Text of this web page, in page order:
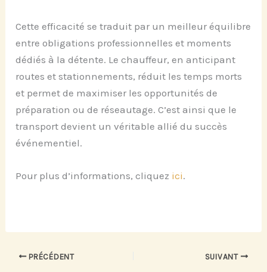
Cette efficacité se traduit par un meilleur équilibre
entre obligations professionnelles et moments
dédiés à la détente. Le chauffeur, en anticipant
routes et stationnements, réduit les temps morts
et permet de maximiser les opportunités de
préparation ou de réseautage. C’est ainsi que le
transport devient un véritable allié du succès
événementiel.
Pour plus d’informations, cliquez ici.
PRÉCÉDENT SUIVANT